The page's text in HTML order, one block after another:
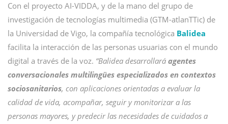
Con el proyecto AI-VIDDA, y de la mano del grupo de
investigación de tecnologías multimedia (GTM-atlanTTic) de
la Universidad de Vigo, la compañía tecnológica Balidea
facilita la interacción de las personas usuarias con el mundo
digital a través de la voz. “Balidea desarrollará agentes
conversacionales multilingües especializados en contextos
sociosanitarios, con aplicaciones orientadas a evaluar la
calidad de vida, acompañar, seguir y monitorizar a las
personas mayores, y predecir las necesidades de cuidados a